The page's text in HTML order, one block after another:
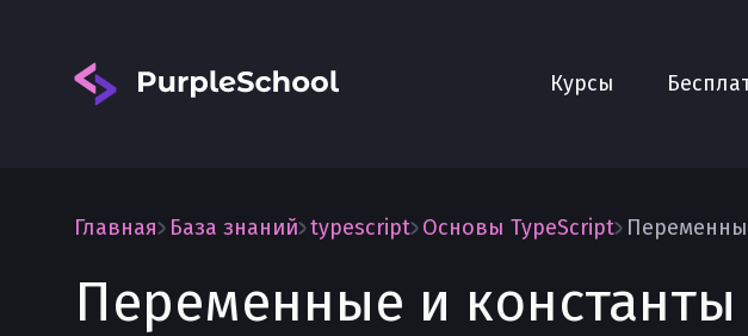
Курсы О нас
Проекты
Главная База знаний typescript Основы TypeScript
Переменные и